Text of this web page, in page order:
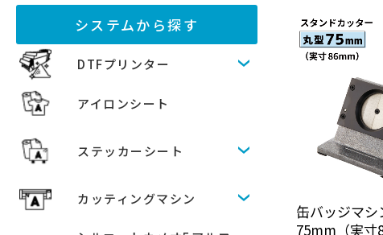
システムから探す
DTFプリンター
アイロンシート
ステッカーシート
カッティングマシン
缶バッジマシ
75mm（実寸